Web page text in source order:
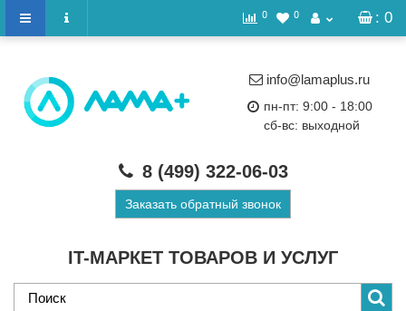
: 0
0 0
IT-МАРКЕТ ТОВАРОВ И УСЛУГ
info@lamaplus.ru
пн-пт: 9:00 - 18:00
сб-вс: выходной
8 (499) 322-06-03
Заказать обратный звонок